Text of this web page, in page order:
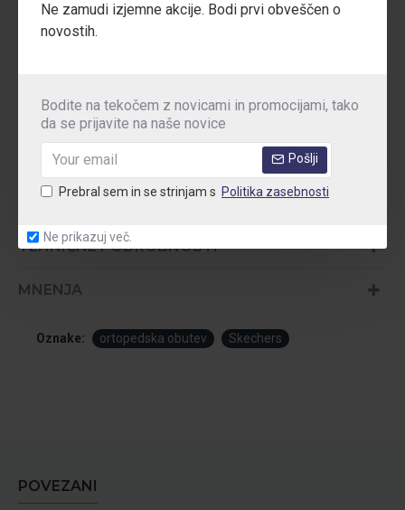
Ne zamudi izjemne akcije. Bodi prvi obveščen o
novostih.
Bodite na tekočem z novicami in promocijami, tako
da se prijavite na naše novice
Pošlji
Prebral sem in se strinjam s Politika zasebnosti
Ne prikazuj več.
Mrežasti in sintetični zgornji delomogoča zračnost,
fleksibilnost in športno estetiko – popolna izbira za aktivno
Standardi: EN ISO 20347:2012 | OB FO SRC | CE
skladišča, dolgotrajna stoječa dela
TEHNIČNE PODROBNOSTI
MNENJA
Oznake: ortopedska obutev Skechers
POVEZANI